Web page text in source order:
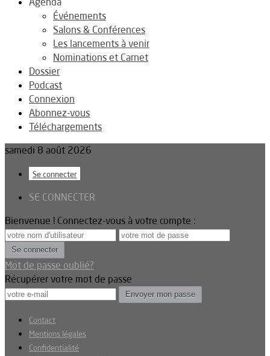
Événements
Salons & Conférences
Les lancements à venir
Nominations et Carnet
Dossier
Podcast
Connexion
Abonnez-vous
Téléchargements
samedi 8 août 2026
Se connecter
SE CONNECTER
Bienvenue ! Connectez-vous à votre compte :
Mot de passe oublié?
Récupérer votre mot de passe
Contact
Mentions légales
Confidentialité